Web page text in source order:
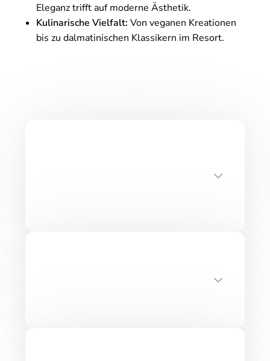
Eleganz trifft auf moderne Ästhetik.
Kulinarische Vielfalt: Von veganen Kreationen
bis zu dalmatinischen Klassikern im Resort.